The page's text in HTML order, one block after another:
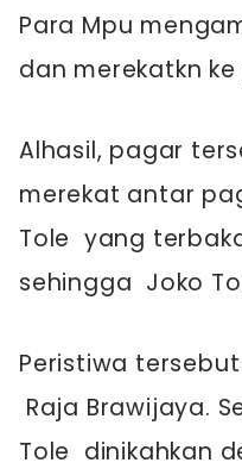
Para Mpu
dan merekatkn
Alhasil, pagar
merekat antar
Tole yang
sehingga Joko
Peristiwa
Raja Brawijaya.
Tole dinikahkan